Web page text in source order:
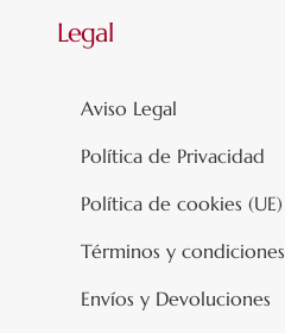
Legal
Aviso Legal
Política de Privacidad
Política de cookies (UE)
Términos y condiciones
Envíos y Devoluciones